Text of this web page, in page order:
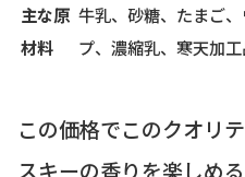
主な原
材料
牛乳、砂糖、たまご
プ、濃縮乳、寒天加
この価格でこのクオリ
スキーの香りを楽しめ